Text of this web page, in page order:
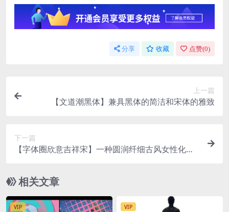
分享 收藏 点赞(0)
上一篇
【文道潮黑体】兼具黑体的简洁和宋体的雅致
下一篇
【字体圈欣意吉祥宋】一种圆润纤细古风女性化的
相关文章
VIP VIP